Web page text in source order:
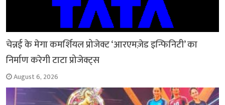
चेन्नई के मेगा कमर्शियल प्रोजेक्ट ‘आरएमज़ेड इन्फिनिटी’ का
निर्माण करेगी टाटा प्रोजेक्ट्स
August 6, 2026